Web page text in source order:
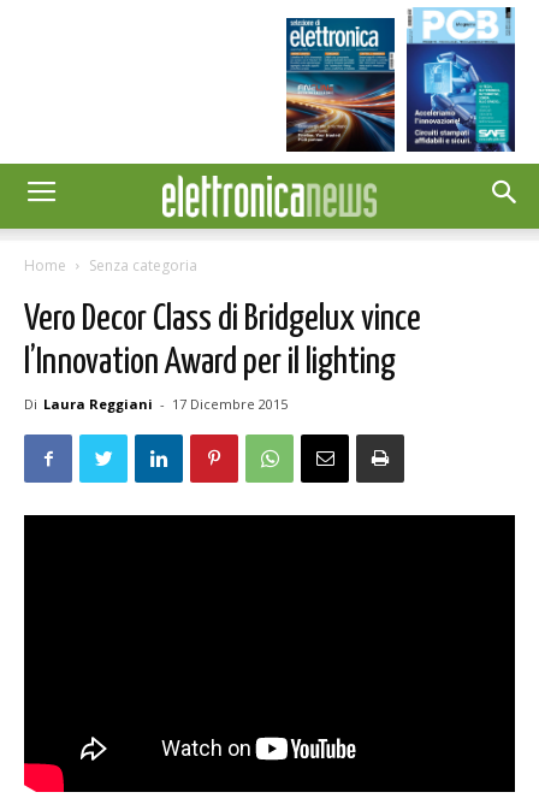
Home Senza categoria
Vero Decor Class di Bridgelux vince
l’Innovation Award per il lighting
Di Laura Reggiani - 17 Dicembre 2015